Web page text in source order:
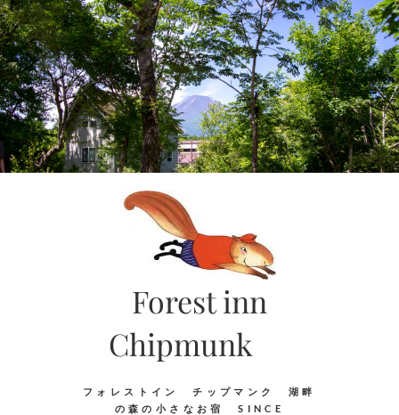
Skip
to
content
Forest inn
Chipmunk
フォレストイン チップマンク 湖畔
の森の小さなお宿 SINCE